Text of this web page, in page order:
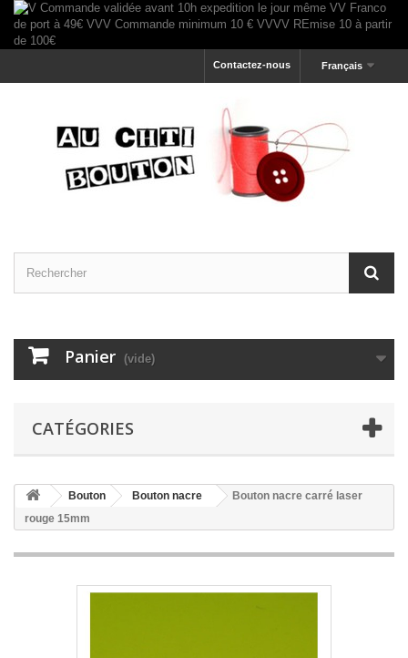
Français
Contactez-nous
Panier (vide)
CATÉGORIES
Bouton Bouton nacre
Bouton nacre carré laser
rouge 15mm